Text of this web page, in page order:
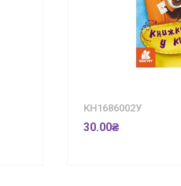
КН1686002У
30.00₴